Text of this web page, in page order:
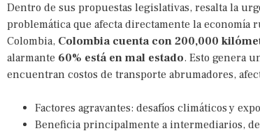
Dentro de sus propuestas legislativas, resalta la
problemática que afecta directamente la economía
Colombia, Colombia cuenta con 200,000
alarmante 60% está en mal estado. Esto genera
encuentran costos de transporte abrumadores,
Factores agravantes: desafíos climáticos y
Beneficia principalmente a intermediarios,